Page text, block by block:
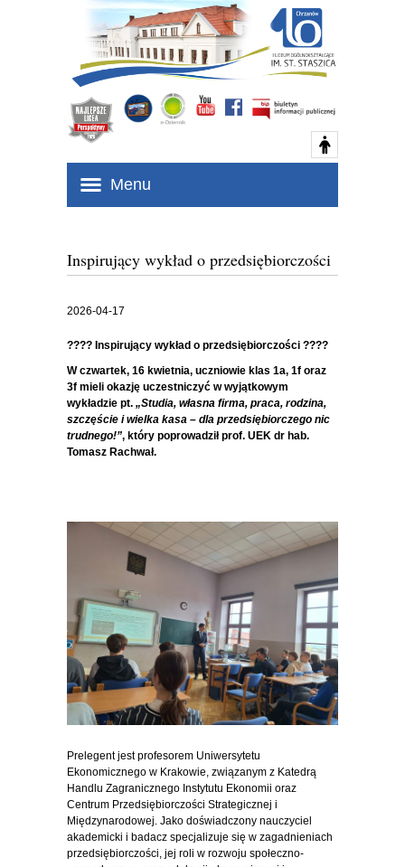
Menu
Inspirujący wykład o przedsiębiorczości
2026-04-17
???? Inspirujący wykład o przedsiębiorczości ????
W czwartek, 16 kwietnia, uczniowie klas 1a, 1f oraz
3f mieli okazję uczestniczyć w wyjątkowym
wykładzie pt. „Studia, własna firma, praca, rodzina,
szczęście i wielka kasa – dla przedsiębiorczego nic
trudnego!”, który poprowadził prof. UEK dr hab.
Tomasz Rachwał.
Prelegent jest profesorem Uniwersytetu
Ekonomicznego w Krakowie, związanym z Katedrą
Handlu Zagranicznego Instytutu Ekonomii oraz
Centrum Przedsiębiorczości Strategicznej i
Międzynarodowej. Jako doświadczony nauczyciel
akademicki i badacz specjalizuje się w zagadnieniach
przedsiębiorczości, jej roli w rozwoju społeczno-